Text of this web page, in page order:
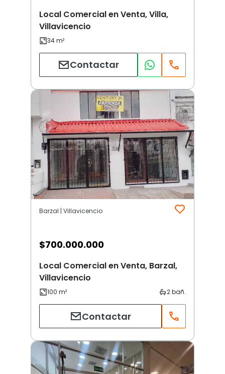
Local Comercial en Venta, Villa,
Villavicencio
Contactar
Barzal | Villavicencio
$700.000.000
Local Comercial en Venta, Barzal,
Villavicencio
Contactar